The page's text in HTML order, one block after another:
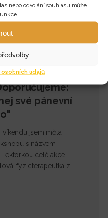
nebo odvolání souhlasu může
údajů
své pánevní
víkendu jsem měla
s názvem
Lektorkou celé akce
fyzioterapeutka z